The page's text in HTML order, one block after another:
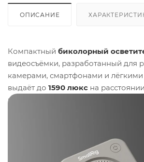
ОПИСАНИЕ
Компактный биколорный
видеосъёмки, разработанный для
камерами, смартфонами и
выдаёт до 1590 люкс на
и поддерживает плавную
цветопередачу, что делает
влогов, предметной съёмки и
видеопроектов.